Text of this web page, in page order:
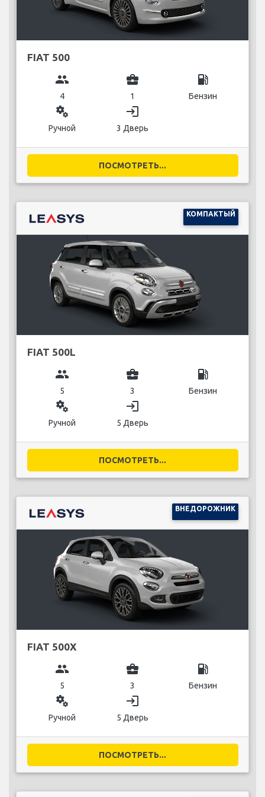
FIAT 500
group
4
business_center
1
local_gas_station
Бензин
miscellaneous_services
Ручной
login
3 Дверь
ПОСМОТРЕТЬ...
КОМПАКТЫЙ
FIAT 500L
group
5
business_center
3
local_gas_station
Бензин
miscellaneous_services
Ручной
login
5 Дверь
ПОСМОТРЕТЬ...
ВНЕДОРОЖНИК
FIAT 500X
group
5
business_center
3
local_gas_station
Бензин
miscellaneous_services
Ручной
login
5 Дверь
ПОСМОТРЕТЬ...